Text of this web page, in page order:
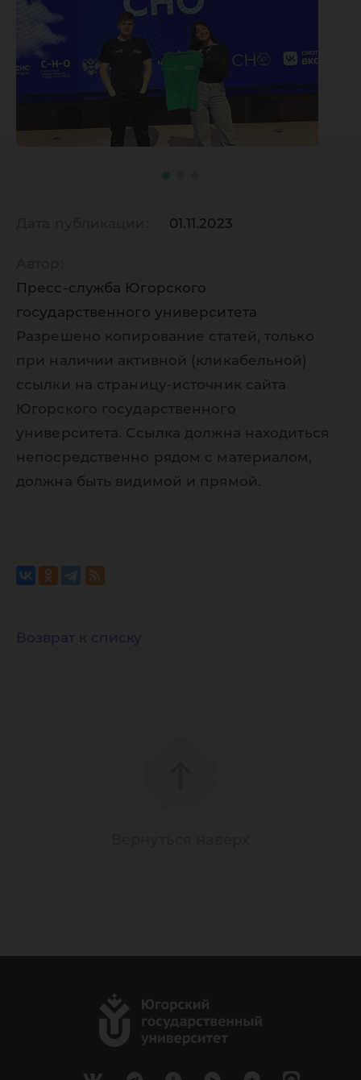
01.11.2023
Пресс-служба Югорского
государственного университета
Разрешено копирование статей, только
при наличии активной (кликабельной)
ссылки на страницу-источник сайта
Югорского государственного
университета. Ссылка должна находиться
непосредственно рядом с материалом,
должна быть видимой и прямой.
Возврат к списку